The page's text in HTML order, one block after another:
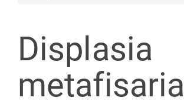
Displasia
metafisaria